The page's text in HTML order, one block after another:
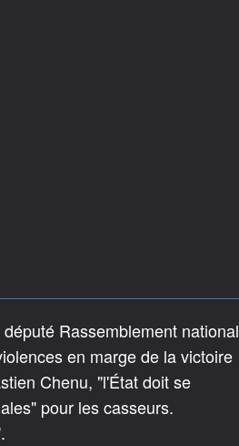
Rassemblement national
en marge de la victoire
Chenu, "l'État doit se
pour les casseurs.